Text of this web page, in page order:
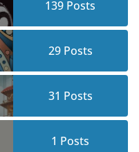
139 Posts
29Posts
31 Posts
1 Posts